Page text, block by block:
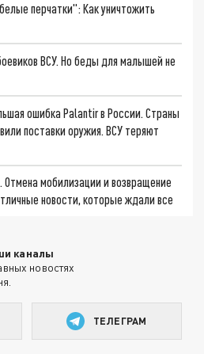
перчатки": Как уничтожить
ВСУ. Но беды для малышей не
ошибка Palantir в России. Страны
поставки оружия. ВСУ теряют
Отмена мобилизации и возвращение
новости, которые ждали все
каналы
новостях
ТЕЛЕГРАМ